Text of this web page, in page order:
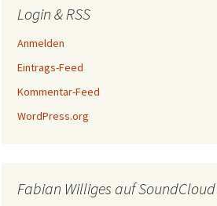
Login & RSS
Anmelden
Eintrags-Feed
Kommentar-Feed
WordPress.org
Fabian Williges auf SoundCloud